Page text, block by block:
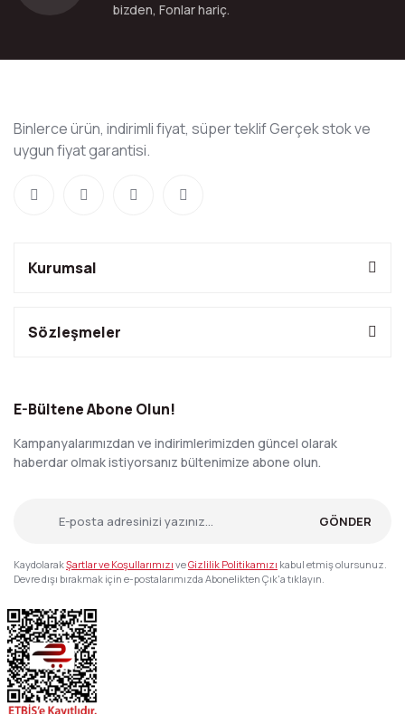
bizden, Fonlar hariç.
Binlerce ürün, indirimli fiyat, süper teklif Gerçek stok ve
uygun fiyat garantisi.
Kurumsal
Sözleşmeler
E-Bültene Abone Olun!
Kampanyalarımızdan ve indirimlerimizden güncel olarak
haberdar olmak istiyorsanız bültenimize abone olun.
GÖNDER
KaydolarakŞartlar ve Koşullarımızı veGizlilik Politikamızı kabul etmiş olursunuz.
Devre dışı bırakmak için e-postalarımızda Abonelikten Çık'a tıklayın.